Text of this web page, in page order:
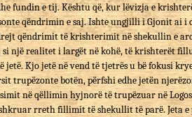
fundin e tij. Kështu që, kur lëvizja e
qëndrimin e saj. Ishte ungjilli i Gjonit ai
qëndrimit të krishterimit në shekullin e
një realitet i largët në kohë, të krishterët
Kjo jetë në vend të tjetrës u bë fokusi
trupëzonte botën, përfshi edhe jetën
në qëllimin hyjnorë të trupëzuar në
rreth fillimit të shekullit të parë. Jeta e